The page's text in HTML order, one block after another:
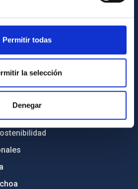
Permitir todas
la selección
Denegar